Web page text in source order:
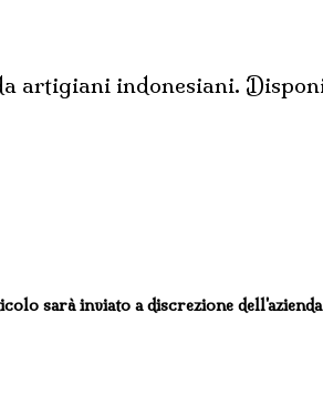
artigiani indonesiani.
sarà inviato a discrezione